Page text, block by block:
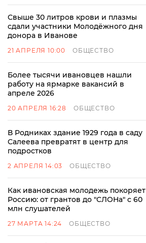
Свыше 30 литров крови и плазмы
сдали участники Молодёжного дня
донора в Иванове
21 АПРЕЛЯ 10:00 ОБЩЕСТВО
Более тысячи ивановцев нашли
работу на ярмарке вакансий в
апреле 2026
20 АПРЕЛЯ 16:28 ОБЩЕСТВО
В Родниках здание 1929 года в саду
Салеева превратят в центр для
подростков
2 АПРЕЛЯ 14:03 ОБЩЕСТВО
Как ивановская молодежь покоряет
Россию: от грантов до "СЛОНа" с 60
млн слушателей
27 МАРТА 14:24 ОБЩЕСТВО